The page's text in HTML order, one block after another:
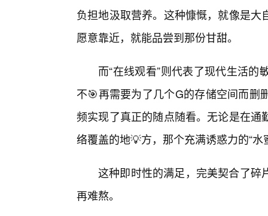
负担地汲取营养。这种慷慨，就像是
愿意靠近，就能品尝到那份甘甜。
而“在线观看”则代表了现代生活
不🎯再需要为了几个G的存储空间而删
频实现了真正的随点随看。无论是在
络覆盖的地💡方，那个充满诱惑力的“
这种即时性的满足，完美契合了碎
再难熬。